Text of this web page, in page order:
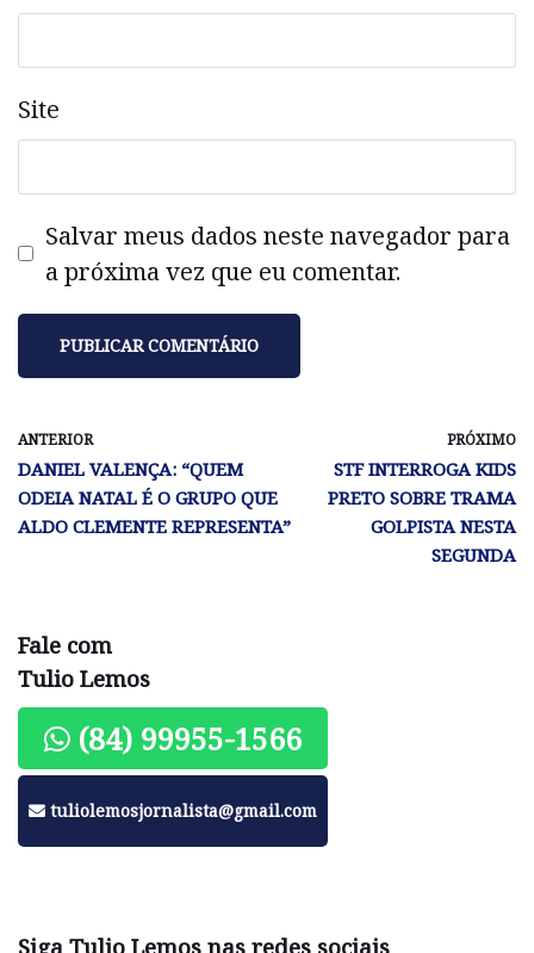
Site
Salvar meus dados neste navegador para
a próxima vez que eu comentar.
ANTERIOR
DANIEL VALENÇA: “QUEM
ODEIA NATAL É O GRUPO QUE
ALDO CLEMENTE REPRESENTA”
PRÓXIMO
STF INTERROGA KIDS
PRETO SOBRE TRAMA
GOLPISTA NESTA
SEGUNDA
Fale com
Tulio Lemos
(84) 99955-1566
tuliolemosjornalista@gmail.com
Siga Tulio Lemos nas redes sociais